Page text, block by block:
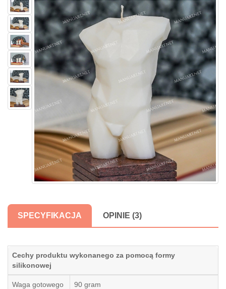
SPECYFIKACJA OPINIE (3)
Cechy produktu wykonanego za pomocą formy
silikonowej
Waga gotowego
90 gram